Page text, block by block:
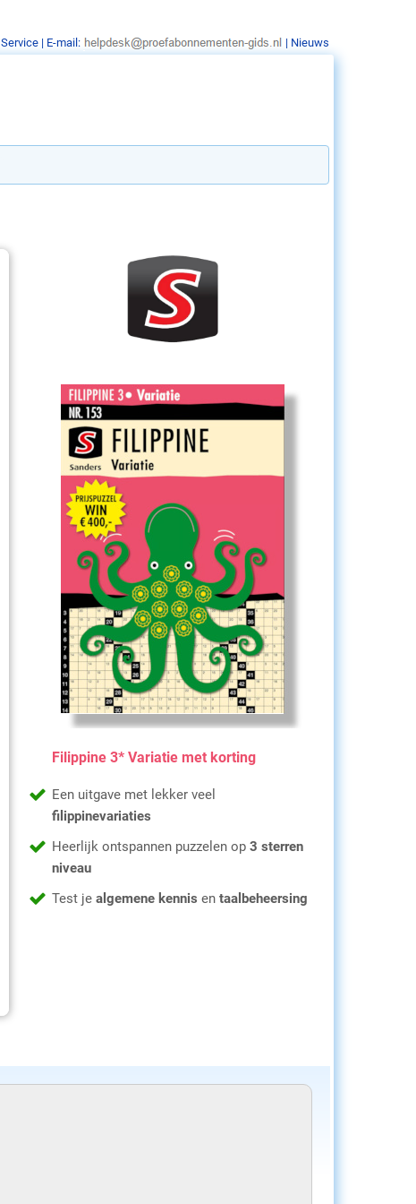
Filippine 3* Variatie met korting
Een uitgave met lekker veel
filippinevariaties
Heerlijk ontspannen puzzelen op 3 sterren
niveau
Test je algemene kennis en taalbeheersing
Service | E-mail: | Nieuws